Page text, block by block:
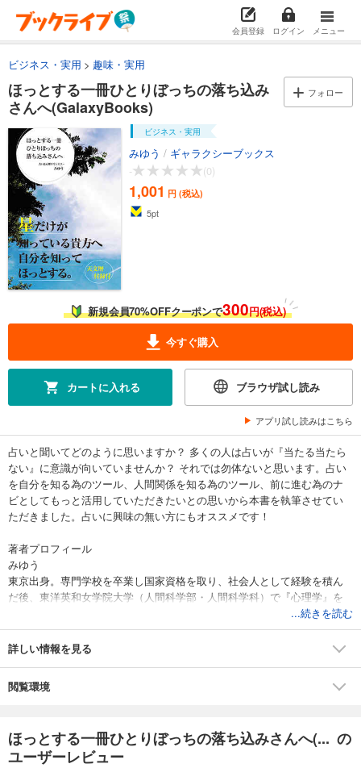
会員登録 ログイン メニュー
ビジネス・実用 趣味・実用
ほっとする一冊ひとりぼっちの落ち込み
さんへ(GalaxyBooks)
フォロー
ビジネス・実用
みゆう / ギャラクシーブックス
-
(0)
1,001 円 (税込)
5pt
新規会員70%OFFクーポンで300円(税込)
今すぐ購入
カートに入れる ブラウザ試し読み
アプリ試し読みはこちら
占いと聞いてどのように思いますか？ 多くの人は占いが『当たる当たら
ない』に意識が向いていませんか？ それでは勿体ないと思います。占い
を自分を知る為のツール、人間関係を知る為のツール、前に進む為のナ
ビとしてもっと活用していただきたいとの思いから本書を執筆させてい
ただきました。占いに興味の無い方にもオススメです！
著者プロフィール
みゆう
東京出身。専門学校を卒業し国家資格を取り、社会人として経験を積ん
だ後、東洋英和女学院大学（人間科学部・人間科学科）で『心理学』を
大学で心理学と占いの関係性を知り、強く関心を持ち大学卒業後に占い
学校（アカデメイア）へ。その後も様々な著名占い師の先生の下で勉強
「中華街」「カフェ個人鑑定」「各種イベント」にて占い。
（心理相談員）など。
鑑定で主に使う占術は、「西洋占星術」「タロット」「九星気学」「奇
...続きを読む
詳しい情報を見る
閲覧環境
ほっとする一冊ひとりぼっちの落ち込みさんへ(... の
ユーザーレビュー